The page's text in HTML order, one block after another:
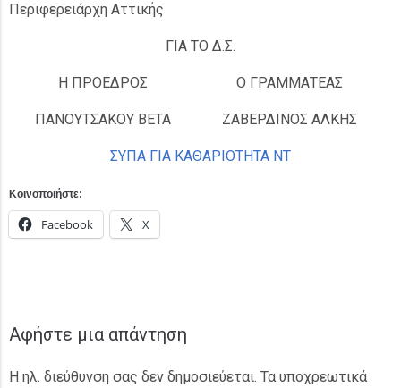
Περιφερειάρχη Αττικής
ΓΙΑ ΤΟ Δ.Σ.
Η ΠΡΟΕΔΡΟΣ
ΠΑΝΟΥΤΣΑΚΟΥ ΒΕΤΑ
Ο ΓΡΑΜΜΑΤΕΑΣ
ΖΑΒΕΡΔΙΝΟΣ ΑΛΚΗΣ
ΣΥΠΑ ΓΙΑ ΚΑΘΑΡΙΟΤΗΤΑ ΝΤ
Κοινοποιήστε:
Facebook X
Αφήστε μια απάντηση
Η ηλ. διεύθυνση σας δεν δημοσιεύεται. Τα υποχρεωτικά